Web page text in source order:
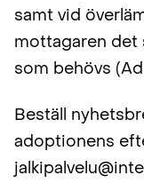
samt vid
mottagaren det
som behövs
Beställ
adoptionens